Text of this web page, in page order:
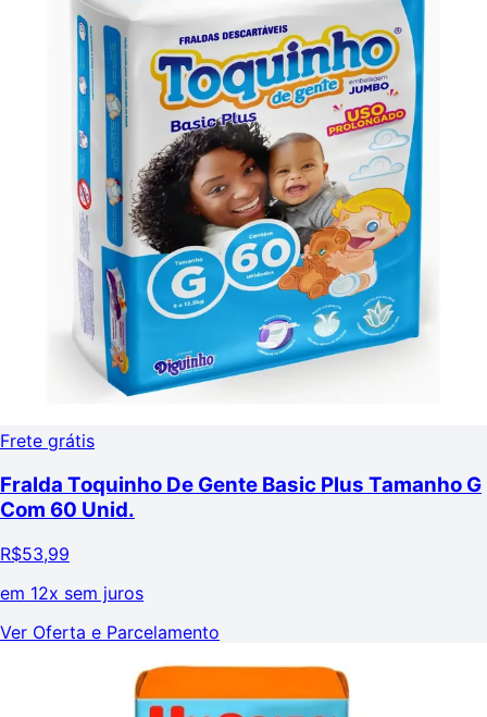
Frete grátis
Fralda Toquinho De Gente Basic Plus Tamanho G
Com 60 Unid.
R$53,99
em 12x sem juros
Ver Oferta e Parcelamento